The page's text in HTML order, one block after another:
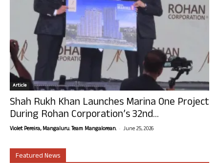
Article
Shah Rukh Khan Launches Marina One Project
During Rohan Corporation’s 32nd...
Violet Pereira, Mangaluru. Team Mangalorean. - June 25, 2026
Featured News